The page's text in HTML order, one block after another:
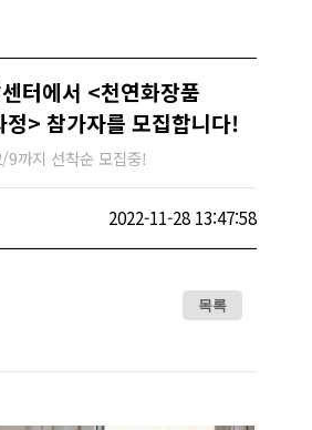
터에서 <천연화장품
정> 참가자를 모집합니다!
까지 선착순 모집중!
2022-11-28 13:47:58
목록